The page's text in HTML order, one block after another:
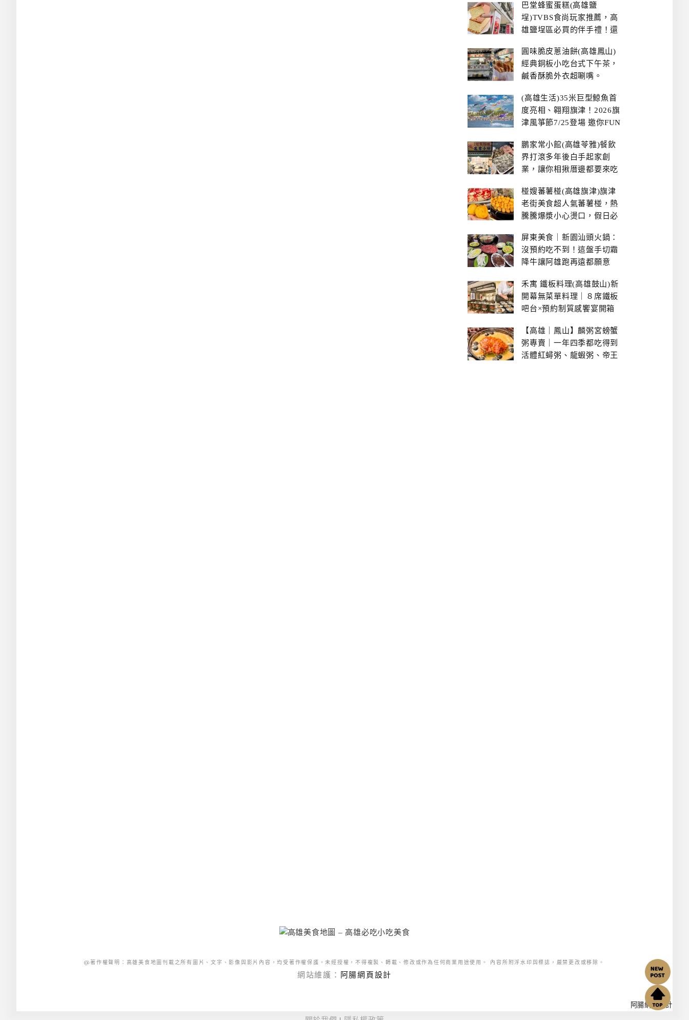
巴堂蜂蜜蛋糕(高雄鹽
埕)TVBS食尚玩家推薦，高
雄鹽埕區必買的伴手禮！還
圓味脆皮蔥油餅(高雄鳳山)
經典銅板小吃台式下午茶，
鹹香酥脆外衣超唰嘴。
(高雄生活)35米巨型鯨魚首
度亮相、翱翔旗津！2026旗
津風箏節7/25登場 邀你FUN
鵬家常小館(高雄苓雅)餐飲
界打滾多年後白手起家創
業，讓你相揪厝邊都要來吃
椪嫂蕃薯椪(高雄旗津)旗津
老街美食超人氣蕃薯椪，熱
騰騰爆漿小心燙口，假日必
屏東美食｜新園汕頭火鍋：
沒預約吃不到！這盤手切霜
降牛讓阿雄跑再遠都願意
禾寓 鐵板料理(高雄鼓山)新
開幕無菜單料理｜８席鐵板
吧台×預約制質感饗宴開箱
【高雄｜鳳山】麟粥宮螃蟹
粥專賣｜一年四季都吃得到
活體紅蟳粥、龍蝦粥、帝王
@著作權聲明：高雄美食地圖刊載之所有圖片、文字、影像與影片內容，均受著作權保護。未經授權，不得複製、轉載、修改或作為任何商業用途使用。 內容所附浮水印與標誌，嚴禁更改或移除。
網站維護： 阿腸網頁設計
阿腸網頁設計